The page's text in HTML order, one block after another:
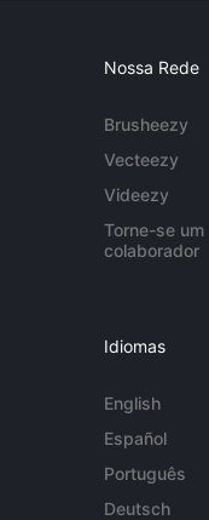
Nossa Rede
Brusheezy
Vecteezy
Videezy
Torne-se um
colaborador
Idiomas
English
Español
Português
Deutsch